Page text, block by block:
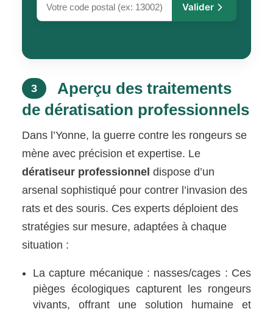
Valider
3
Aperçu des traitements
de dératisation professionnels
Dans l’Yonne, la guerre contre les rongeurs se
mène avec précision et expertise. Le
dératiseur professionnel dispose d’un
arsenal sophistiqué pour contrer l’invasion des
rats et des souris. Ces experts déploient des
stratégies sur mesure, adaptées à chaque
situation :
La capture mécanique : nasses/cages : Ces
pièges écologiques capturent les rongeurs
vivants, offrant une solution humaine et